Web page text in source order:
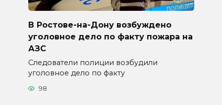
В Ростове-на-Дону возбуждено
уголовное дело по факту пожара на
АЗС
Следователи полиции возбудили
уголовное дело по факту
98